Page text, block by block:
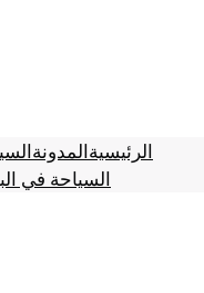
الرئيسيةالمدونة
السياحة في